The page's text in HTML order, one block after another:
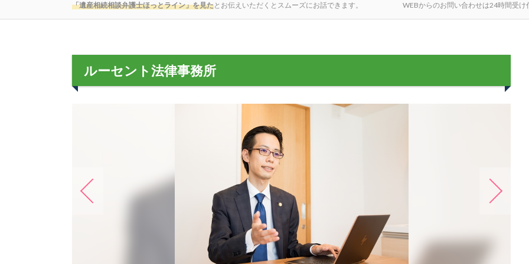
「遺産相続相談弁護士ほっとライン」を見たとお伝えいただくとスムーズにお話できます。 WEBからのお問い合わせは24時間受け
ルーセント法律事務所